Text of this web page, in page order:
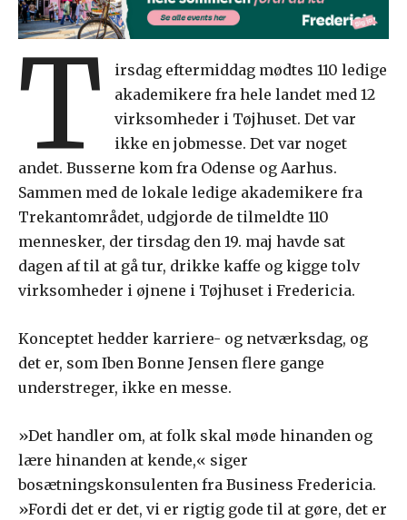
T
irsdag eftermiddag mødtes 110 ledige
akademikere fra hele landet med 12
virksomheder i Tøjhuset. Det var
ikke en jobmesse. Det var noget
andet. Busserne kom fra Odense og Aarhus.
Sammen med de lokale ledige akademikere fra
Trekantområdet, udgjorde de tilmeldte 110
mennesker, der tirsdag den 19. maj havde sat
dagen af til at gå tur, drikke kaffe og kigge tolv
virksomheder i øjnene i Tøjhuset i Fredericia.
Konceptet hedder karriere- og netværksdag, og
det er, som Iben Bonne Jensen flere gange
understreger, ikke en messe.
»Det handler om, at folk skal møde hinanden og
lære hinanden at kende,« siger
bosætningskonsulenten fra Business Fredericia.
»Fordi det er det, vi er rigtig gode til at gøre, det er